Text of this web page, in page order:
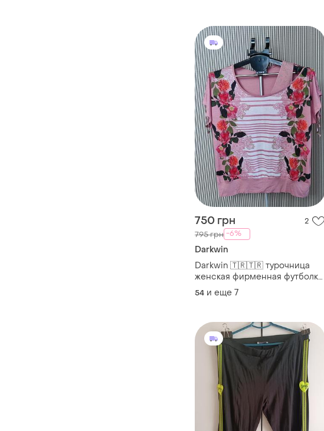
750 грн 2
795 грн -6%
Darkwin
Darkwin 🇹🇷🇹🇷 турочница
женская фирменная футболка
суперрбатал натуральная
ткань вискоза🔥 sale
54 и еще 7